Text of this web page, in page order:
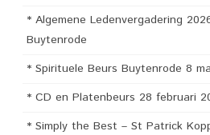
* Algemene Ledenvergadering
Buytenrode
* Spirituele Beurs Buytenrode 8
* CD en Platenbeurs 28 februari
* Simply the Best – St Patrick